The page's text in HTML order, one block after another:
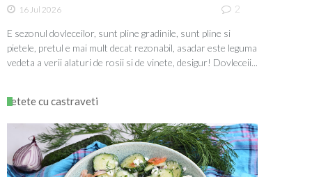
16 Jul 2026 2
E sezonul dovleceilor, sunt pline gradinile, sunt pline si
pietele, pretul e mai mult decat rezonabil, asadar este leguma
vedeta a verii alaturi de rosii si de vinete, desigur! Dovleceii...
retete cu castraveti